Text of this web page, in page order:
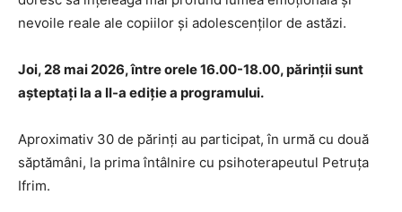
nevoile reale ale copiilor și adolescenților de astăzi.
Joi, 28 mai 2026, între orele 16.00-18.00, părinții sunt
așteptați la a II-a ediție a programului.
Aproximativ 30 de părinți au participat, în urmă cu două
săptămâni, la prima întâlnire cu psihoterapeutul Petruța
Ifrim.